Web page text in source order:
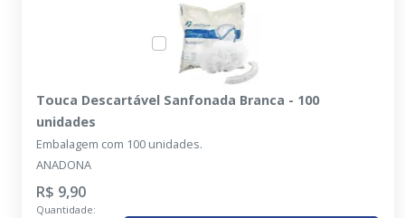
Touca Descartável Sanfonada Branca - 100
unidades
Embalagem com 100 unidades.
ANADONA
R$ 9,90
Quantidade: